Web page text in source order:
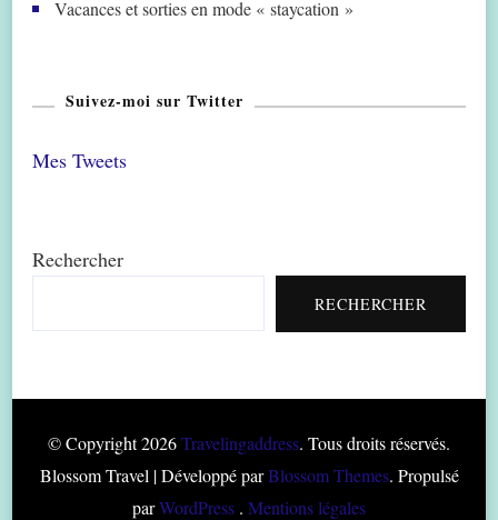
Vacances et sorties en mode « staycation »
Suivez-moi sur Twitter
Mes Tweets
Rechercher
RECHERCHER
© Copyright 2026Travelingaddress. Tous droits réservés.
Blossom Travel | Développé parBlossom Themes. Propulsé
parWordPress . Mentions légales